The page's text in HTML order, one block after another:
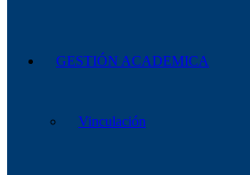
GESTIÓN ACADEMICA
Vinculación